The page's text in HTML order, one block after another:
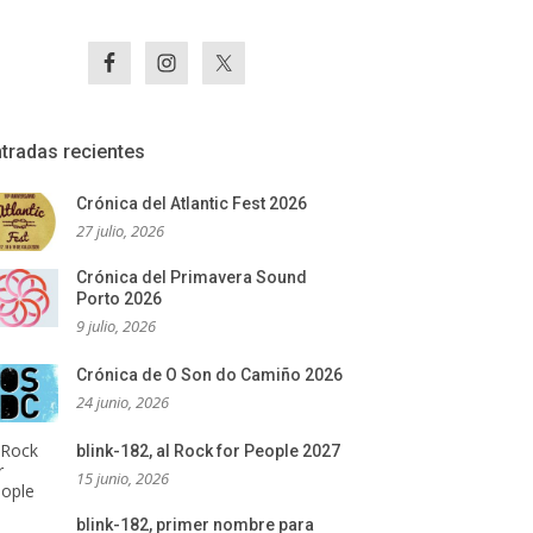
recientes
Crónica del Atlantic Fest 2026
27 julio, 2026
Crónica del Primavera Sound
Porto 2026
9 julio, 2026
Crónica de O Son do Camiño 2026
24 junio, 2026
blink-182, al Rock for People 2027
15 junio, 2026
blink-182, primer nombre para